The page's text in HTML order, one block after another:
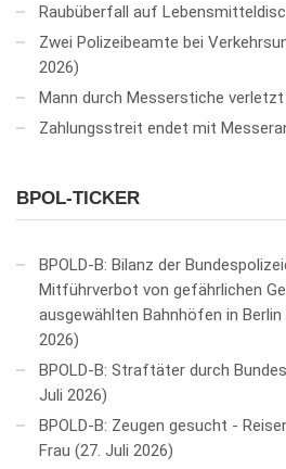
Raubüberfall auf
Zwei Polizeibeamte bei
2026
Mann durch Messerstiche verletzt
Zahlungsstreit endet mit
BPOL-TICKER
BPOLD-B: Bilanz der
Mitführverbot von gefährlichen
ausgewählten Bahnhöfen in Berlin
2026
BPOLD-B: Straftäter durch
Juli 2026
BPOLD-B: Zeugen gesucht -
Frau
27. Juli 2026